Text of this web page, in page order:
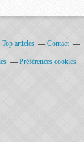
Top articles Contact
Préférences cookies